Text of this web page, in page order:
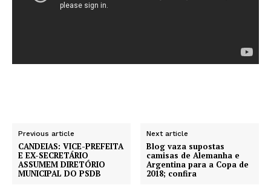
Previous article
CANDEIAS: VICE-PREFEITA
E EX-SECRETÁRIO
ASSUMEM DIRETÓRIO
MUNICIPAL DO PSDB
Next article
Blog vaza supostas
camisas de Alemanha e
Argentina para a Copa de
2018; confira